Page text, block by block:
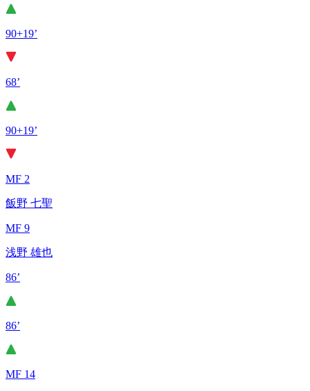
90+19’
68’
90+19’
MF 2
飯野 七聖
MF 9
浅野 雄也
86’
86’
MF 14